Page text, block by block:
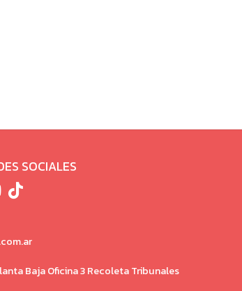
SOCIALES
Baja Oficina 3 Recoleta Tribunales